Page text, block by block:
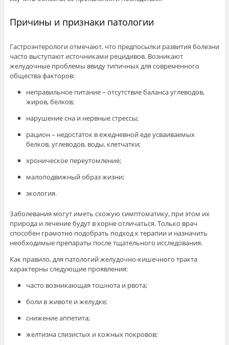
Причины и признаки патологии
Гастроэнтерологи отмечают, что предпосылки развития болезни
часто выступают источниками рецидивов. Возникают
желудочные проблемы ввиду типичных для современного
общества факторов:
неправильное питание – отсутствие баланса углеводов,
жиров, белков;
нарушение сна и нервные стрессы;
рацион – недостаток в ежедневной еде усваиваемых
белков, углеводов, воды, клетчатки;
хроническое переутомление;
малоподвижный образ жизни;
экология.
Заболевания могут иметь схожую симптоматику, при этом их
природа и лечение будут в корне отличаться. Только врач
способен грамотно подобрать подход к терапии и назначить
необходимые препараты после тщательного исследования.
Как правило, для патологий желудочно-кишечного тракта
характерны следующие проявления:
часто возникающая тошнота и рвота;
боли в животе и желудке;
снижение аппетита;
желтизна слизистых и кожных покровов;